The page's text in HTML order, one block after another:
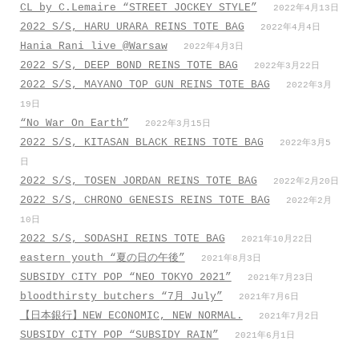
CL by C.Lemaire “STREET JOCKEY STYLE” 2022年4月13日
2022 S/S, HARU URARA REINS TOTE BAG 2022年4月4日
Hania Rani live @Warsaw 2022年4月3日
2022 S/S, DEEP BOND REINS TOTE BAG 2022年3月22日
2022 S/S, MAYANO TOP GUN REINS TOTE BAG
2022年3月
19日
“No War On Earth” 2022年3月15日
2022 S/S, KITASAN BLACK REINS TOTE BAG
2022年3月5
日
2022 S/S, TOSEN JORDAN REINS TOTE BAG 2022年2月20日
2022 S/S, CHRONO GENESIS REINS TOTE BAG
2022年2月
10日
2022 S/S, SODASHI REINS TOTE BAG 2021年10月22日
eastern youth “夏の日の午後” 2021年8月3日
SUBSIDY CITY POP “NEO TOKYO 2021” 2021年7月23日
bloodthirsty butchers “7月_July” 2021年7月6日
【日本銀行】NEW ECONOMIC, NEW NORMAL. 2021年7月2日
SUBSIDY CITY POP “SUBSIDY RAIN” 2021年6月1日